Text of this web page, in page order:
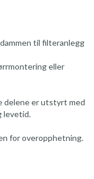
til filteranlegg
eller
delene er utstyrt med
levetid.
for overopphetning.